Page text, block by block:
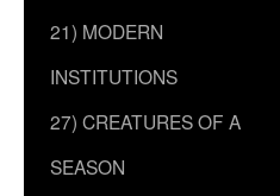
21) MODERN
INSTITUTIONS
27) CREATURES OF A
SEASON